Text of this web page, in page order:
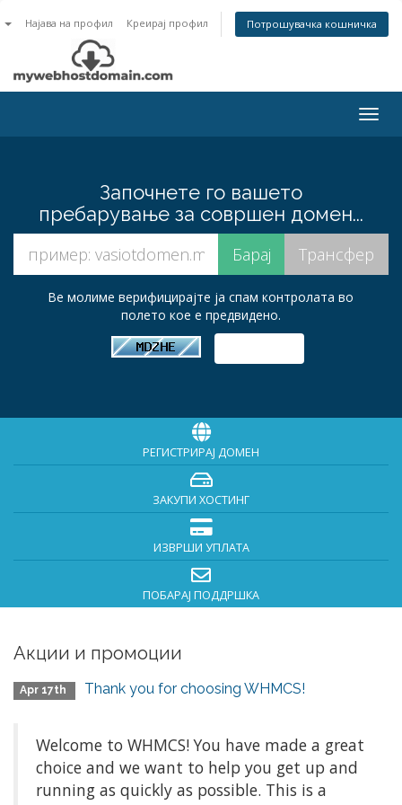
Најава на профил Креирај профил Потрошувачка кошничка
Започнете го вашето
пребарување за совршен домен...
Ве молиме верифицирајте ја спам контролата во
полето кое е предвидено.
РЕГИСТРИРАЈ ДОМЕН
ЗАКУПИ ХОСТИНГ
ИЗВРШИ УПЛАТА
ПОБАРАЈ ПОДДРШКА
Акции и промоции
Apr 17th Thank you for choosing WHMCS!
Welcome to WHMCS! You have made a great
choice and we want to help you get up and
running as quickly as possible. This is a